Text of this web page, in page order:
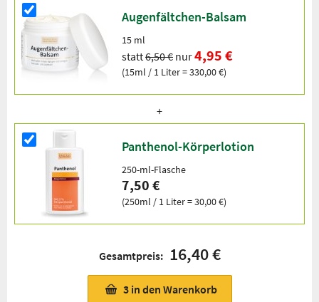
Augenfältchen-Balsam
15 ml
statt6,50 € nur4,95 €
(15ml / 1 Liter = 330,00 €)
Panthenol-Körperlotion
250-ml-Flasche
7,50 €
(250ml / 1 Liter = 30,00 €)
Gesamtpreis: 16,40 €
3 in den Warenkorb